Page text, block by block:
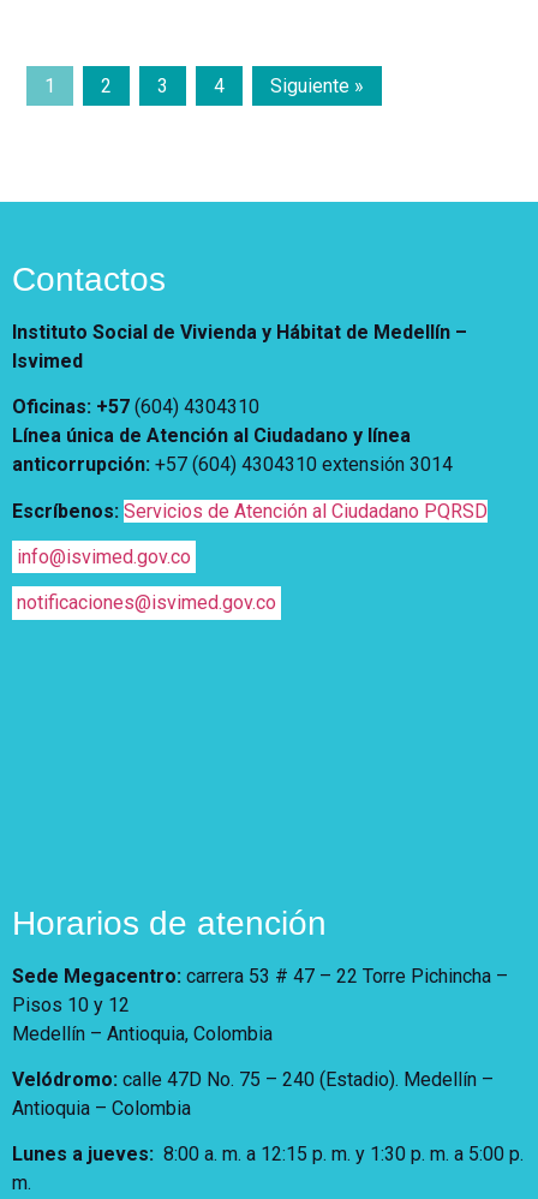
1 2 3 4 Siguiente »
Contactos
Instituto Social de Vivienda y Hábitat de Medellín –
Isvimed
Oficinas: +57 (604) 4304310
Línea única de Atención al Ciudadano y línea
anticorrupción: +57 (604) 4304310 extensión 3014
Escríbenos: Servicios de Atención al Ciudadano PQRSD
info@isvimed.gov.co
notificaciones@isvimed.gov.co
Horarios de atención
Sede Megacentro: carrera 53 # 47 – 22 Torre Pichincha –
Pisos 10 y 12
Medellín – Antioquia, Colombia
Velódromo: calle 47D No. 75 – 240 (Estadio). Medellín –
Antioquia – Colombia
Lunes a jueves: 8:00 a. m. a 12:15 p. m. y 1:30 p. m. a 5:00 p.
m.